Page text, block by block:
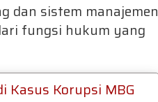
dan sistem manajemen
fungsi hukum yang
Kasus Korupsi MBG